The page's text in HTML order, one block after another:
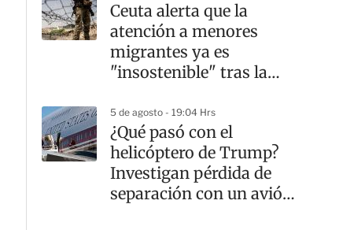
Ceuta alerta que la
atención a menores
migrantes ya es
"insostenible" tras la
5 de agosto - 19:04 Hrs
¿Qué pasó con el
helicóptero de Trump?
Investigan pérdida de
separación con un avión